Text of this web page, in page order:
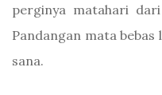
perginya matahari
Pandangan mata
sana.